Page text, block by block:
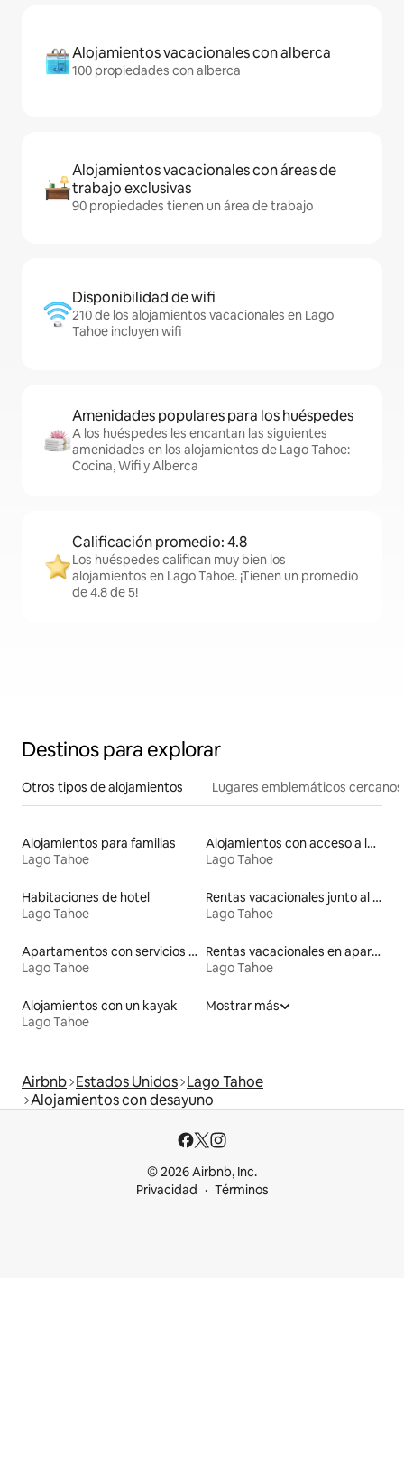
Alojamientos vacacionales con alberca
100 propiedades con alberca
Alojamientos vacacionales con áreas de
trabajo exclusivas
90 propiedades tienen un área de trabajo
Disponibilidad de wifi
210 de los alojamientos vacacionales en Lago
Tahoe incluyen wifi
Amenidades populares para los huéspedes
A los huéspedes les encantan las siguientes
amenidades en los alojamientos de Lago Tahoe:
Cocina, Wifi y Alberca
Calificación promedio: 4.8
Los huéspedes califican muy bien los
alojamientos en Lago Tahoe. ¡Tienen un promedio
de 4.8 de 5!
Destinos para explorar
Otros tipos de alojamientos Lugares emblemáticos cercanos
Alojamientos para familias
Lago Tahoe
Alojamientos con acceso a las pistas de esquí
Lago Tahoe
Habitaciones de hotel
Lago Tahoe
Rentas vacacionales junto al agua
Lago Tahoe
Apartamentos con servicios incluidos vacacionales
Lago Tahoe
Rentas vacacionales en apartoteles
Lago Tahoe
Alojamientos con un kayak
Lago Tahoe
Mostrar más
Airbnb Estados Unidos Lago Tahoe
Alojamientos con desayuno
© 2026 Airbnb, Inc.
Privacidad
Términos